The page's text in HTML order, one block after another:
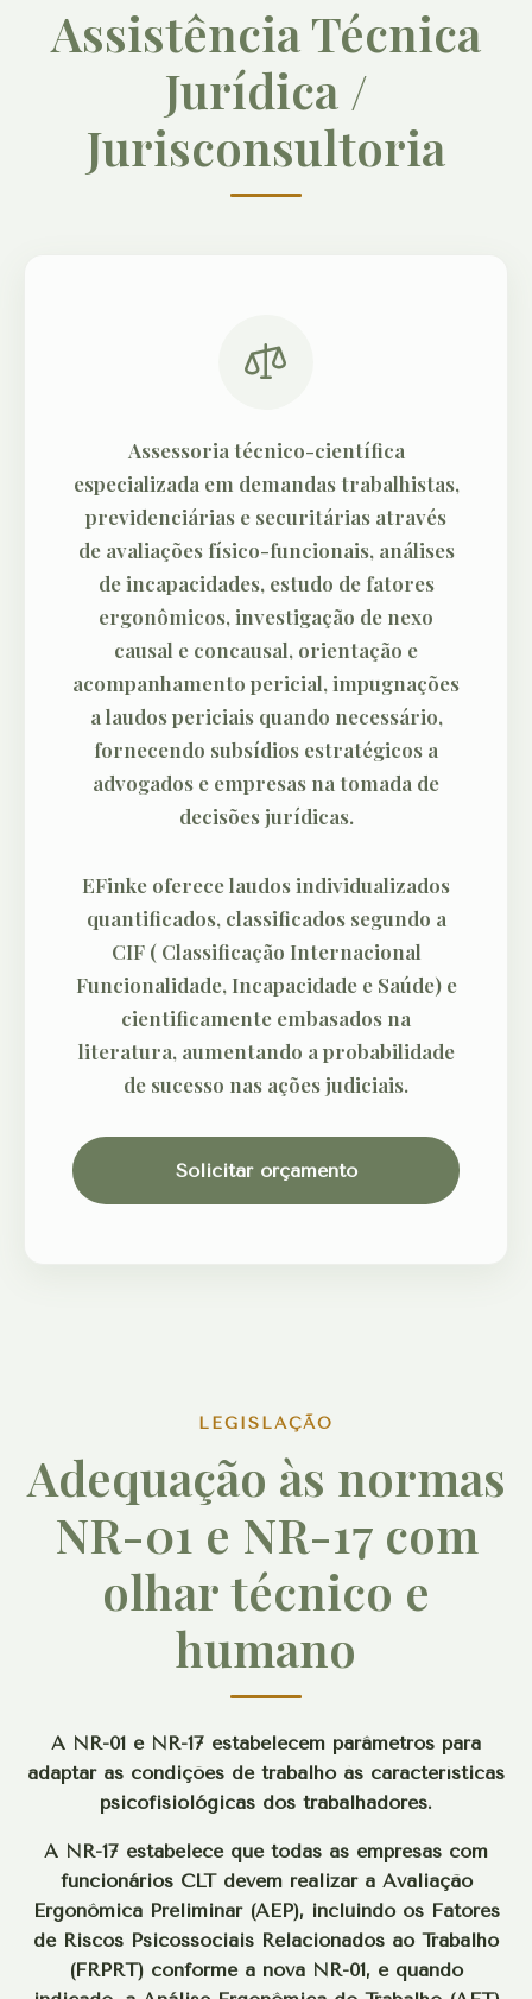
Assistência Técnica
Jurídica /
Jurisconsultoria
Assessoria técnico-científica
especializada em demandas trabalhistas,
previdenciárias e securitárias através
de avaliações físico-funcionais, análises
de incapacidades, estudo de fatores
ergonômicos, investigação de nexo
causal e concausal, orientação e
acompanhamento pericial, impugnações
a laudos periciais quando necessário,
fornecendo subsídios estratégicos a
advogados e empresas na tomada de
decisões jurídicas.
EFinke oferece laudos individualizados
quantificados, classificados segundo a
CIF ( Classificação Internacional
Funcionalidade, Incapacidade e Saúde) e
cientificamente embasados na
literatura, aumentando a probabilidade
de sucesso nas ações judiciais.
Solicitar orçamento
LEGISLAÇÃO
Adequação às normas
NR-01 e NR-17 com
olhar técnico e
humano
A NR-01 e NR-17 estabelecem parâmetros para
adaptar as condições de trabalho às características
psicofisiológicas dos trabalhadores.
A NR-17 estabelece que todas as empresas com
funcionários CLT devem realizar a Avaliação
Ergonômica Preliminar (AEP), incluindo os Fatores
de Riscos Psicossociais Relacionados ao Trabalho
(FRPRT) conforme a nova NR-01, e quando